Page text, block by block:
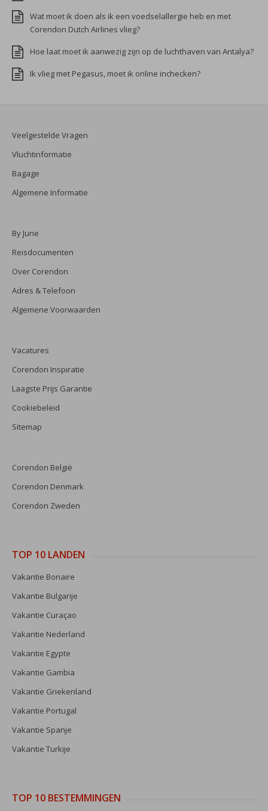
Wat moet ik doen als ik een voedselallergie heb en met
Corendon Dutch Airlines vlieg?
Hoe laat moet ik aanwezig zijn op de luchthaven van Antalya?
Ik vlieg met Pegasus, moet ik online inchecken?
Veelgestelde Vragen
Vluchtinformatie
Bagage
Algemene Informatie
By June
Reisdocumenten
Over Corendon
Adres & Telefoon
Algemene Voorwaarden
Vacatures
Corendon Inspiratie
Laagste Prijs Garantie
Cookiebeleid
Sitemap
Corendon België
Corendon Denmark
Corendon Zweden
TOP 10 LANDEN
Vakantie Bonaire
Vakantie Bulgarije
Vakantie Curaçao
Vakantie Nederland
Vakantie Egypte
Vakantie Gambia
Vakantie Griekenland
Vakantie Portugal
Vakantie Spanje
Vakantie Turkije
TOP 10 BESTEMMINGEN